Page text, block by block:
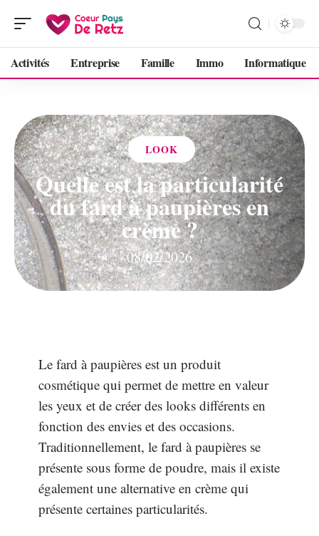
Activités Entreprise Famille Immo Informatique
LOOK
Quelle est la particularité
du fard à paupières en
crème ?
08/02/2026
Le fard à paupières est un produit
cosmétique qui permet de mettre en valeur
les yeux et de créer des looks différents en
fonction des envies et des occasions.
Traditionnellement, le fard à paupières se
présente sous forme de poudre, mais il existe
également une alternative en crème qui
présente certaines particularités.